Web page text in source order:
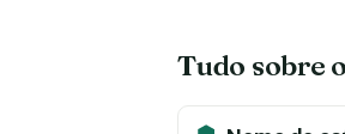
Tudo sobre